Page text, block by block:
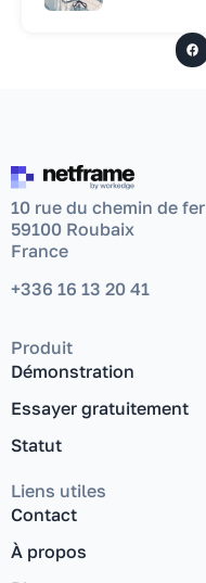
10 rue du chemin de fer
59100 Roubaix
France
+336 16 13 20 41
Produit
Démonstration
Essayer gratuitement
Statut
Liens utiles
Contact
À propos